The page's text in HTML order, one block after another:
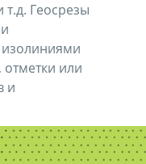
т.д. Геосрезы
или
и